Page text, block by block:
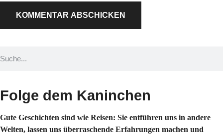
Folge dem Kaninchen
Gute Geschichten sind wie Reisen: Sie entführen uns in andere
Welten, lassen uns überraschende Erfahrungen machen und